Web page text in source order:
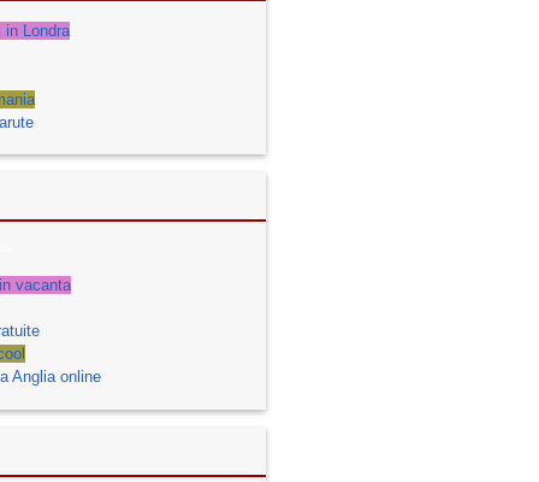
in Londra
vacanta
Anglia online